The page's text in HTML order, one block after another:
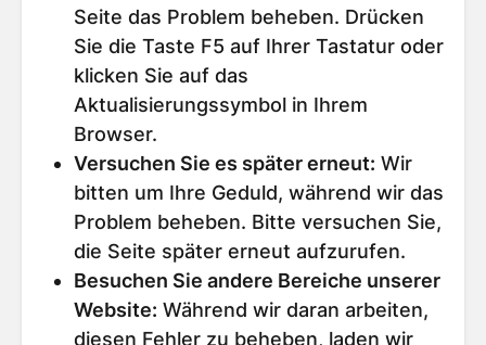
Seite das Problem beheben. Drücken
Sie die Taste F5 auf Ihrer Tastatur oder
klicken Sie auf das
Aktualisierungssymbol in Ihrem
Browser.
Versuchen Sie es später erneut: Wir
bitten um Ihre Geduld, während wir das
Problem beheben. Bitte versuchen Sie,
die Seite später erneut aufzurufen.
Besuchen Sie andere Bereiche unserer
Website: Während wir daran arbeiten,
diesen Fehler zu beheben, laden wir